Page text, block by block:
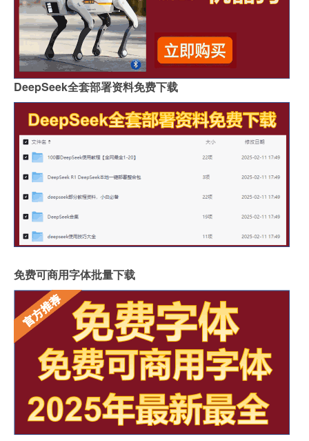
DeepSeek全套部署资料免费下载
免费可商用字体批量下载